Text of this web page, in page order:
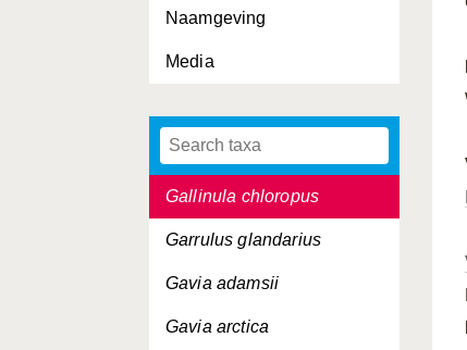
Naamgeving
Media
Galerida cristata
Galerida theklae
Gallinago media
Gallinula chloropus
Garrulus glandarius
Gavia adamsii
Gavia arctica